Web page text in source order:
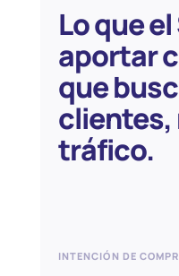
Lo que
aportar
que
clientes,
tráfico.
INTENCIÓN DE